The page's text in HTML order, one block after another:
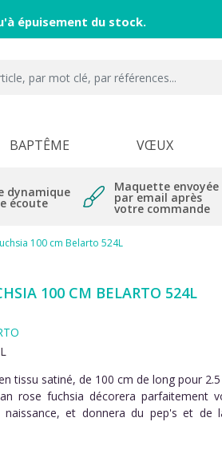
épuisement du stock.
BAPTÊME VŒUX
dynamique
écoute
Maquette envoyée
par email après
votre commande
100 cm Belarto 524L
100 CM BELARTO 524L
tissu satiné, de 100 cm de long pour
rose fuchsia décorera parfaitement
naissance, et donnera du pep's et de